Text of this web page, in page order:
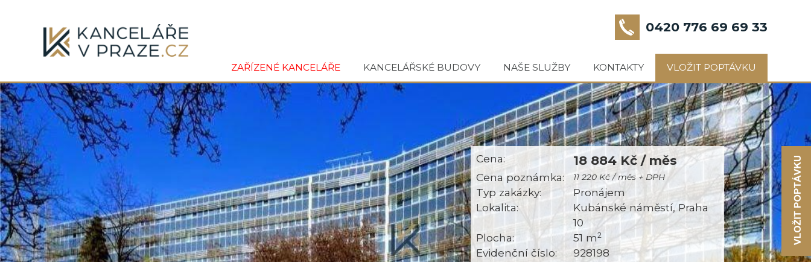
0420 776 69 69 33
ZAŘÍZENÉ KANCELÁŘE KANCELÁŘSKÉ BUDOVY NAŠE SLUŽBY KONTAKTY VLOŽIT POPTÁVKU
Cena: 18 884 Kč / měs
Cena poznámka: 11 220 Kč / měs + DPH
Typ zakázky:
Pronájem
Lokalita:
Kubánské náměstí, Praha
10
Plocha:
51 m2
Evidenční číslo: 928198